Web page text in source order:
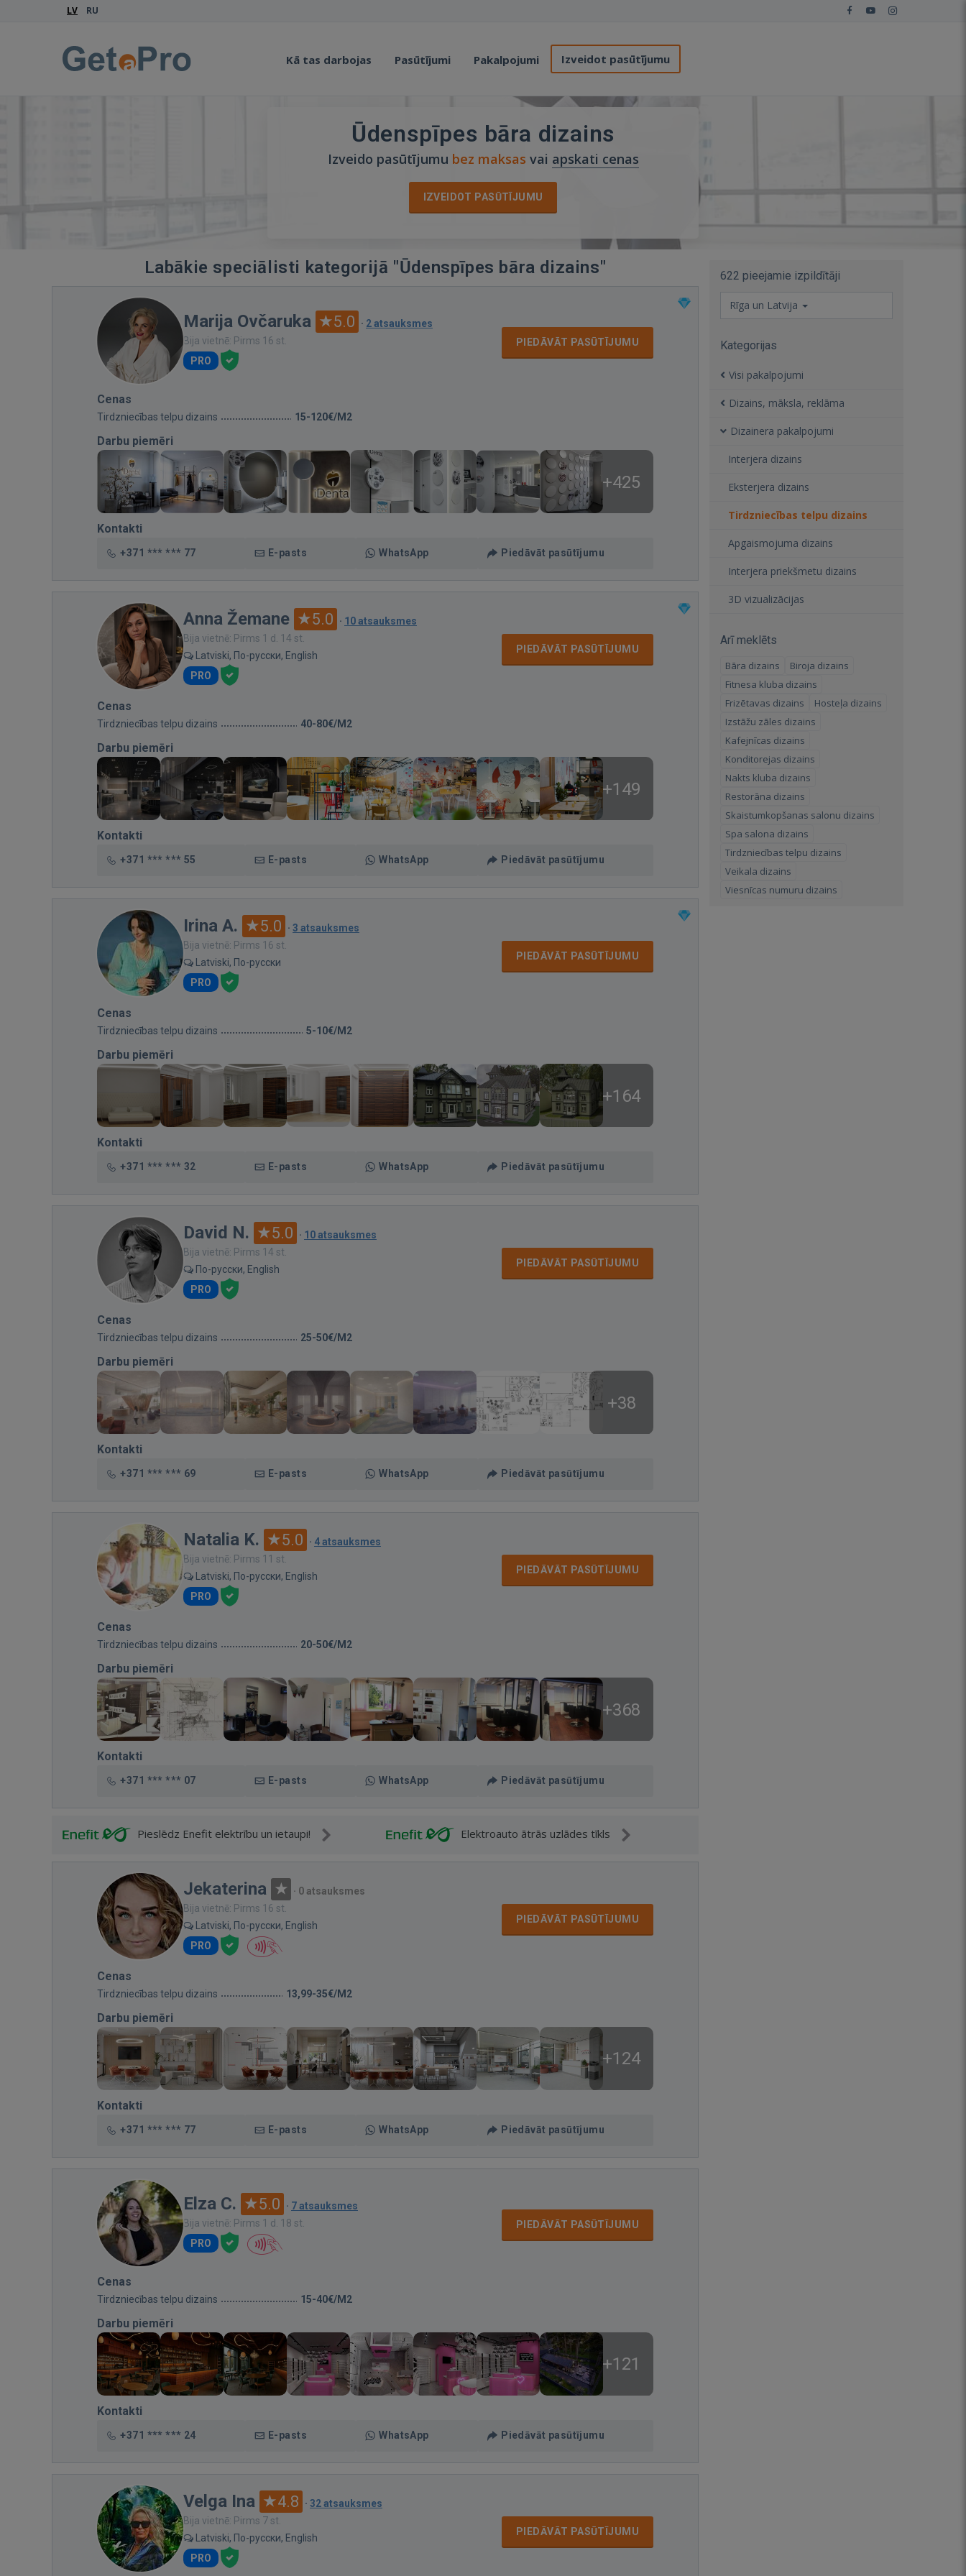
LV RU
Kā tas darbojas Pasūtījumi Pakalpojumi Izveidot pasūtījumu
Ūdenspīpes bāra dizains
Izveido pasūtījumu bez maksas vai apskati cenas
IZVEIDOT PASŪTĪJUMU
Labākie speciālisti kategorijā "Ūdenspīpes bāra dizains"
Marija Ovčaruka 5.0 · 2 atsauksmes
Bija vietnē: Pirms 16 st.
PRO
PIEDĀVĀT PASŪTĪJUMU
Cenas
Tirdzniecības telpu dizains 15-120€/M2
Darbu piemēri
+425
Kontakti
+371 *** *** 77 E-pasts WhatsApp Piedāvāt pasūtījumu
Anna Žemane 5.0 · 10 atsauksmes
Bija vietnē: Pirms 1 d. 14 st.
Latviski, По-русски, English
PRO
PIEDĀVĀT PASŪTĪJUMU
Cenas
Tirdzniecības telpu dizains 40-80€/M2
Darbu piemēri
+149
Kontakti
+371 *** *** 55 E-pasts WhatsApp Piedāvāt pasūtījumu
Irina A. 5.0 · 3 atsauksmes
Bija vietnē: Pirms 16 st.
Latviski, По-русски
PRO
PIEDĀVĀT PASŪTĪJUMU
Cenas
Tirdzniecības telpu dizains 5-10€/M2
Darbu piemēri
+164
Kontakti
+371 *** *** 32 E-pasts WhatsApp Piedāvāt pasūtījumu
David N. 5.0 · 10 atsauksmes
Bija vietnē: Pirms 14 st.
По-русски, English
PRO
PIEDĀVĀT PASŪTĪJUMU
Cenas
Tirdzniecības telpu dizains 25-50€/M2
Darbu piemēri
+38
Kontakti
+371 *** *** 69 E-pasts WhatsApp Piedāvāt pasūtījumu
Natalia K. 5.0 · 4 atsauksmes
Bija vietnē: Pirms 11 st.
Latviski, По-русски, English
PRO
PIEDĀVĀT PASŪTĪJUMU
Cenas
Tirdzniecības telpu dizains 20-50€/M2
Darbu piemēri
+368
Kontakti
+371 *** *** 07 E-pasts WhatsApp Piedāvāt pasūtījumu
Pieslēdz Enefit elektrību un ietaupi! Elektroauto ātrās uzlādes tīkls
Jekaterina · 0 atsauksmes
Bija vietnē: Pirms 16 st.
Latviski, По-русски, English
PRO
PIEDĀVĀT PASŪTĪJUMU
Cenas
Tirdzniecības telpu dizains 13,99-35€/M2
Darbu piemēri
+124
Kontakti
+371 *** *** 77 E-pasts WhatsApp Piedāvāt pasūtījumu
Elza C. 5.0 · 7 atsauksmes
Bija vietnē: Pirms 1 d. 18 st.
PRO
PIEDĀVĀT PASŪTĪJUMU
Cenas
Tirdzniecības telpu dizains 15-40€/M2
Darbu piemēri
+121
Kontakti
+371 *** *** 24 E-pasts WhatsApp Piedāvāt pasūtījumu
Velga Ina 4.8 · 32 atsauksmes
Bija vietnē: Pirms 7 st.
Latviski, По-русски, English
PRO
PIEDĀVĀT PASŪTĪJUMU
622 pieejamie izpildītāji
Rīga un Latvija
Kategorijas
Visi pakalpojumi
Dizains, māksla, reklāma
Dizainera pakalpojumi
Interjera dizains
Eksterjera dizains
Tirdzniecības telpu dizains
Apgaismojuma dizains
Interjera priekšmetu dizains
3D vizualizācijas
Arī meklēts
Bāra dizains
Biroja dizains
Fitnesa kluba dizains
Frizētavas dizains
Hosteļa dizains
Izstāžu zāles dizains
Kafejnīcas dizains
Konditorejas dizains
Nakts kluba dizains
Restorāna dizains
Skaistumkopšanas salonu dizains
Spa salona dizains
Tirdzniecības telpu dizains
Veikala dizains
Viesnīcas numuru dizains